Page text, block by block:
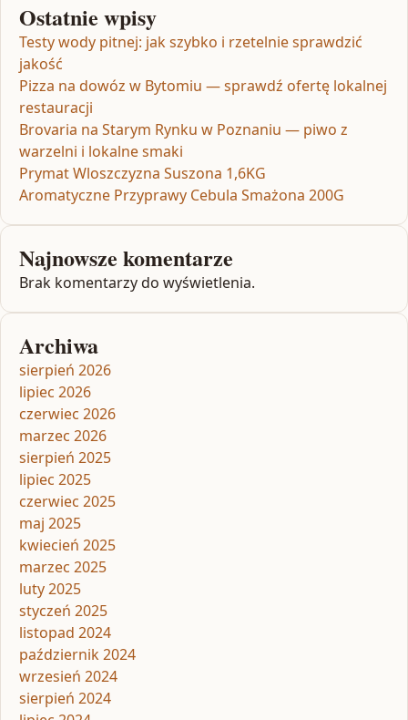
Ostatnie wpisy
Testy wody pitnej: jak szybko i rzetelnie sprawdzić
jakość
Pizza na dowóz w Bytomiu — sprawdź ofertę lokalnej
restauracji
Brovaria na Starym Rynku w Poznaniu — piwo z
warzelni i lokalne smaki
Prymat Wloszczyzna Suszona 1,6KG
Aromatyczne Przyprawy Cebula Smażona 200G
Najnowsze komentarze
Brak komentarzy do wyświetlenia.
Archiwa
sierpień 2026
lipiec 2026
czerwiec 2026
marzec 2026
sierpień 2025
lipiec 2025
czerwiec 2025
maj 2025
kwiecień 2025
marzec 2025
luty 2025
styczeń 2025
listopad 2024
październik 2024
wrzesień 2024
sierpień 2024